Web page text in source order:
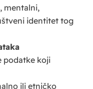
mentalni,
identitet tog
podatke koji
ili etničko